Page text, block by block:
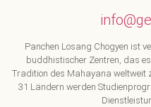
Panchen Losang Chogyen ist
buddhistischer Zentren, das
Tradition des Mahayana weltweit
31 Ländern werden